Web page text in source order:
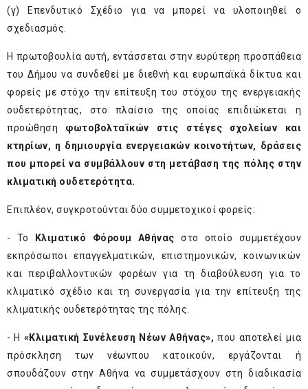
(γ) Επενδυτικό Σχέδιο για να μπορεί να υλοποιηθεί ο
σχεδιασμός.
Η πρωτοβουλία αυτή, εντάσσεται στην ευρύτερη προσπάθεια
του Δήμου να συνδεθεί με διεθνή και ευρωπαϊκά δίκτυα και
φορείς με στόχο την επίτευξη του στόχου της ενεργειακής
ουδετερότητας, στο πλαίσιο της οποίας επιδιώκεται η
προώθηση φωτοβολταϊκών στις στέγες σχολείων και
κτηρίων, η δημιουργία ενεργειακών κοινοτήτων, δράσεις
που μπορεί να συμβάλλουν στη μετάβαση της πόλης στην
κλιματική ουδετερότητα.
Επιπλέον, συγκροτούνται δύο συμμετοχικοί φορείς:
- Το Κλιματικό Φόρουμ Αθήνας στο οποίο συμμετέχουν
εκπρόσωποι επαγγελματικών, επιστημονικών, κοινωνικών
και περιβαλλοντικών φορέων για τη διαβούλευση για το
κλιματικό σχέδιο και τη συνεργασία για την επίτευξη της
κλιματικής ουδετερότητας της πόλης.
- Η «Κλιματική Συνέλευση Νέων Αθήνας»,που αποτελεί μια
πρόσκληση των νέωνπου κατοικούν, εργάζονται ή
σπουδάζουν στην Αθήνα να συμμετάσχουν στη διαδικασία